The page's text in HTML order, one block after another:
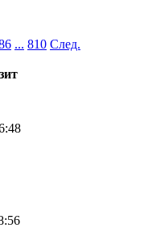
... 810 След.